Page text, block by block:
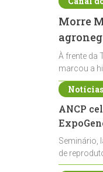
Morre
À frente da
marcou a
ANCP
Seminário,
de
durante a